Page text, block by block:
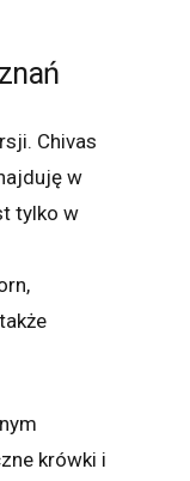
Chivas
w
tylko w
krówki i